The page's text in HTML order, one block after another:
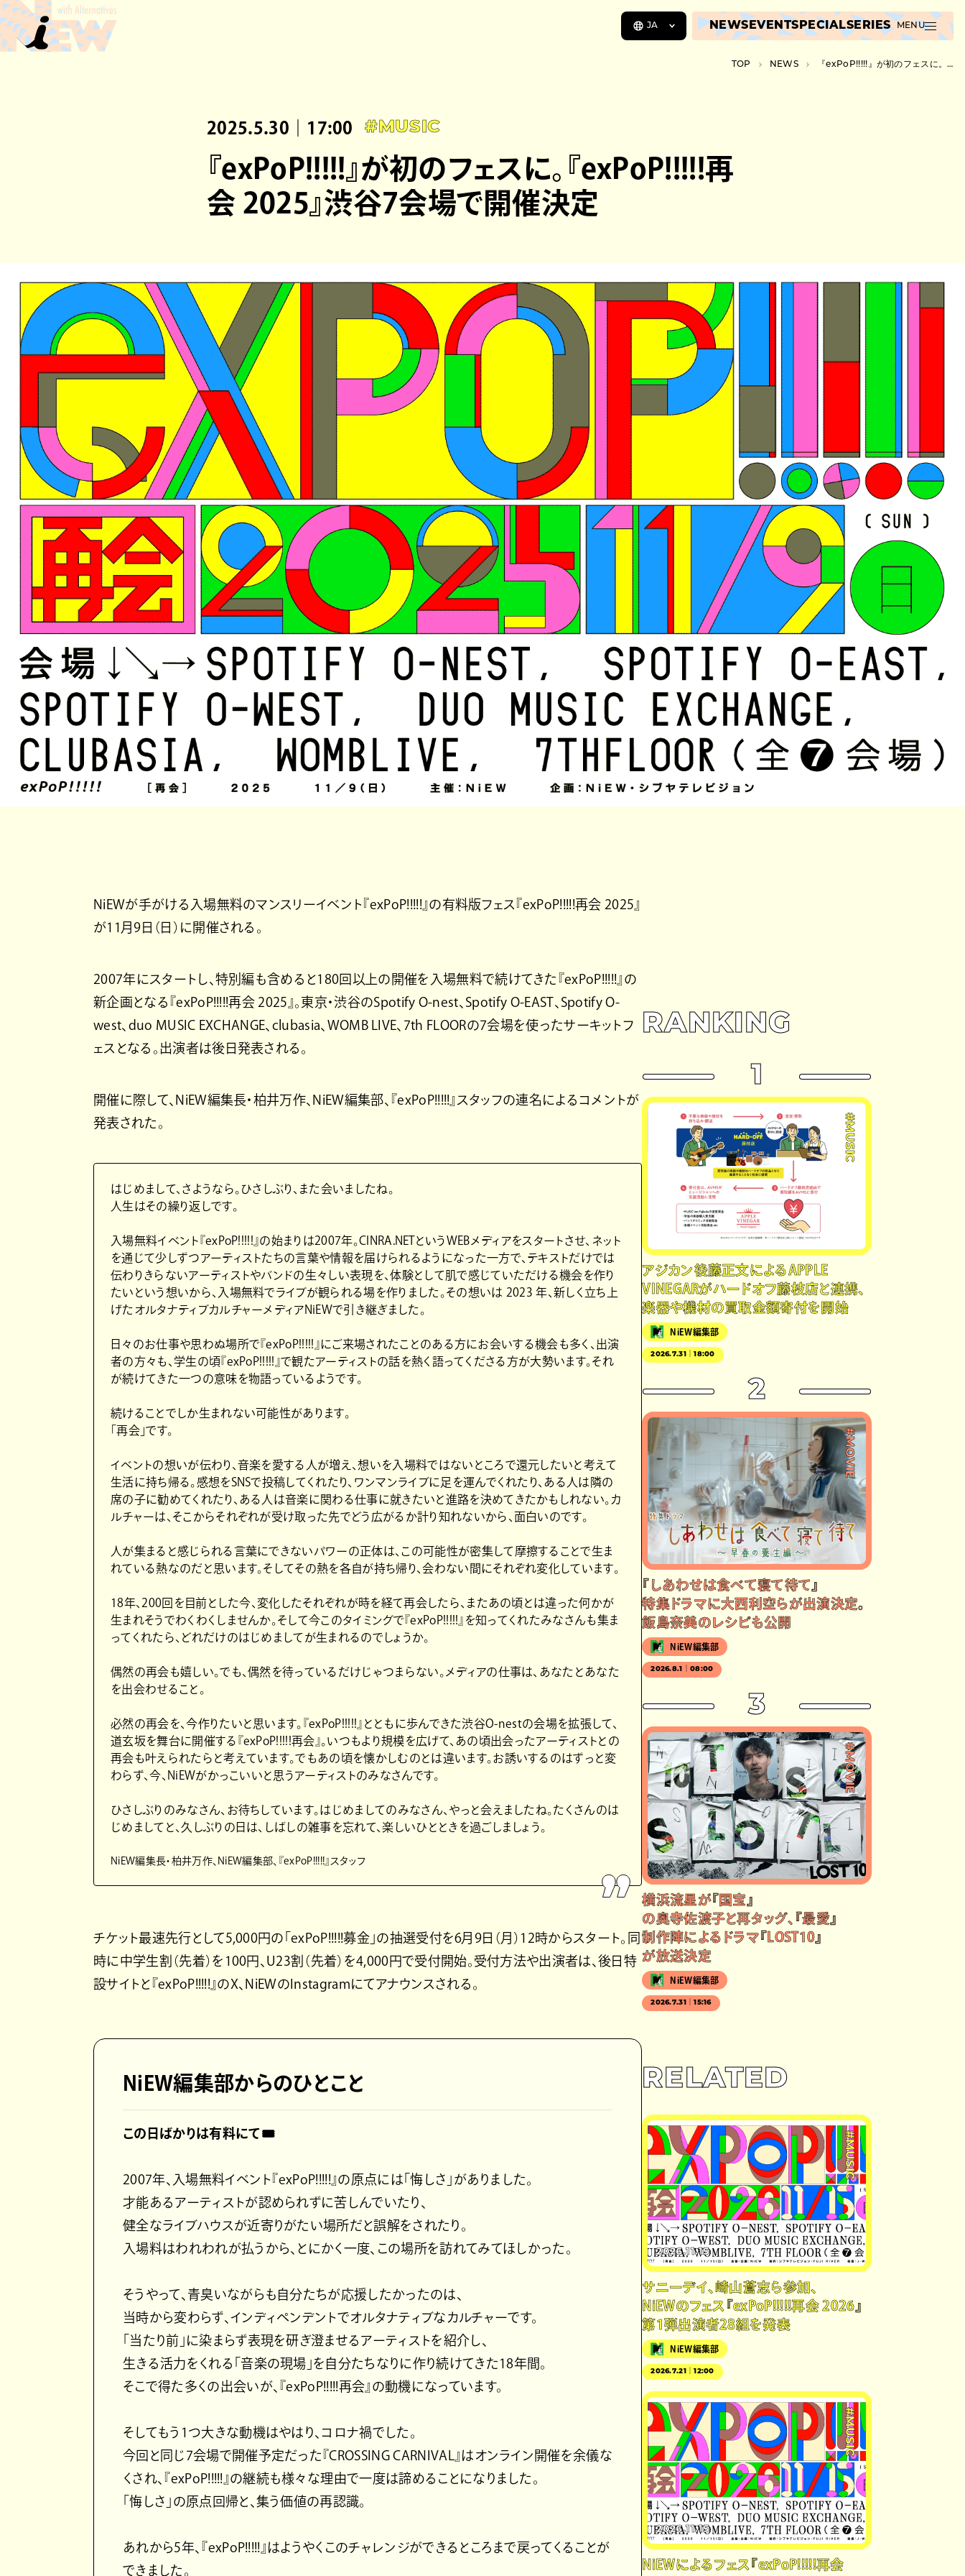
JA NEWS EVENTSPECIALSERIES MENU
TOP NEWS 『exPoP!!!!!』が初のフェスに。『exPoP!!!!!再会 2025』渋谷7会場で開催決定
2025.5.30｜17:00 #MUSIC
『exPoP!!!!!』が初のフェスに。『exPoP!!!!!再
会 2025』渋谷7会場で開催決定
NiEWが手がける入場無料のマンスリーイベント『exPoP!!!!!』の有料版フェス『exPoP!!!!!再会 2025』
が11月9日（日）に開催される。
2007年にスタートし、特別編も含めると180回以上の開催を入場無料で続けてきた『exPoP!!!!!』の
新企画となる『exPoP!!!!!再会 2025』。東京・渋谷のSpotify O-nest、Spotify O-EAST、Spotify O-
west、duo MUSIC EXCHANGE、clubasia、WOMB LIVE、7th FLOORの7会場を使ったサーキットフ
ェスとなる。出演者は後日発表される。
開催に際して、NiEW編集⻑・柏井万作、NiEW編集部、『exPoP!!!!!』スタッフの連名によるコメントが
発表された。
はじめまして、さようなら。ひさしぶり、また会いましたね。
人生はその繰り返しです。
入場無料イベント『exPoP!!!!!』の始まりは2007年。CINRA.NETというWEBメディアをスタートさせ、ネット
を通じて少しずつアーティストたちの言葉や情報を届けられるようになった一方で、テキストだけでは
伝わりきらないアーティストやバンドの生々しい表現を、体験として肌で感じていただける機会を作り
たいという想いから、入場無料でライブが観られる場を作りました。その想いは 2023 年、新しく立ち上
げたオルタナティブカルチャーメディアNiEWで引き継ぎました。
日々のお仕事や思わぬ場所で『exPoP!!!!!』にご来場されたことのある方にお会いする機会も多く、出演
者の方々も、学生の頃『exPoP!!!!!』で観たアーティストの話を熱く語ってくださる方が大勢います。それ
が続けてきた一つの意味を物語っているようです。
続けることでしか生まれない可能性があります。
「再会」です。
イベントの想いが伝わり、音楽を愛する人が増え、想いを入場料ではないところで還元したいと考えて
生活に持ち帰る。感想をSNSで投稿してくれたり、ワンマンライブに足を運んでくれたり、ある人は隣の
席の子に勧めてくれたり、ある人は音楽に関わる仕事に就きたいと進路を決めてきたかもしれない。カ
ルチャーは、そこからそれぞれが受け取った先でどう広がるか計り知れないから、面白いのです。
人が集まると感じられる言葉にできないパワーの正体は、この可能性が密集して摩擦することで生ま
れている熱なのだと思います。そしてその熱を各自が持ち帰り、会わない間にそれぞれ変化しています。
18年、200回を目前とした今、変化したそれぞれが時を経て再会したら、またあの頃とは違った何かが
生まれそうでわくわくしませんか。そして今このタイミングで『exPoP!!!!!』を知ってくれたみなさんも集ま
ってくれたら、どれだけのはじめましてが生まれるのでしょうか。
偶然の再会も嬉しい。でも、偶然を待っているだけじゃつまらない。メディアの仕事は、あなたとあなた
を出会わせること。
必然の再会を、今作りたいと思います。『exPoP!!!!!』とともに歩んできた渋谷O-nestの会場を拡張して、
道玄坂を舞台に開催する『exPoP!!!!!再会』。いつもより規模を広げて、あの頃出会ったアーティストとの
再会も叶えられたらと考えています。でもあの頃を懐かしむのとは違います。お誘いするのはずっと変
わらず、今、NiEWがかっこいいと思うアーティストのみなさんです。
ひさしぶりのみなさん、お待ちしています。はじめましてのみなさん、やっと会えましたね。たくさんのは
じめましてと、久しぶりの日は、しばしの雑事を忘れて、楽しいひとときを過ごしましょう。
NiEW編集⻑・柏井万作、NiEW編集部、『exPoP!!!!!』スタッフ
チケット最速先行として5,000円の「exPoP!!!!!募金」の抽選受付を6月9日（月）12時からスタート。同
時に中学生割（先着）を100円、U23割（先着）を4,000円で受付開始。受付方法や出演者は、後日特
設サイトと『exPoP!!!!!』のX、NiEWのInstagramにてアナウンスされる。
NiEW編集部からのひとこと
この日ばかりは有料にて🎟️
2007年、入場無料イベント『exPoP!!!!!』の原点には「悔しさ」がありました。
才能あるアーティストが認められずに苦しんでいたり、
健全なライブハウスが近寄りがたい場所だと誤解をされたり。
入場料はわれわれが払うから、とにかく一度、この場所を訪れてみてほしかった。
そうやって、青臭いながらも自分たちが応援したかったのは、
当時から変わらず、インディペンデントでオルタナティブなカルチャーです。
「当たり前」に染まらず表現を研ぎ澄ませるアーティストを紹介し、
生きる活力をくれる「音楽の現場」を自分たちなりに作り続けてきた18年間。
そこで得た多くの出会いが、『exPoP!!!!!再会』の動機になっています。
そしてもう1つ大きな動機はやはり、コロナ禍でした。
今回と同じ7会場で開催予定だった『CROSSING CARNIVAL』はオンライン開催を余儀な
くされ、『exPoP!!!!!』の継続も様々な理由で一度は諦めることになりました。
「悔しさ」の原点回帰と、集う価値の再認識。
あれから5年、『exPoP!!!!!』はようやくこのチャレンジができるところまで戻ってくることが
できました。
RANKING
1
#MUSIC
アジカン後藤正文によるAPPLE
VINEGARがハードオフ藤枝店と連携、
楽器や機材の買取金額寄付を開始
NiEW編集部
2026.7.31｜18:00
2
#MOVIE
『しあわせは食べて寝て待て』
特集ドラマに大西利空らが出演決定。
飯島奈美のレシピも公開
NiEW編集部
2026.8.1｜08:00
3
#MOVIE
横浜流星が『国宝』
の奥寺佐渡子と再タッグ、『最愛』
制作陣によるドラマ『LOST10』
が放送決定
NiEW編集部
2026.7.31｜15:16
RELATED
#MUSIC
2026.11.15
サニーデイ、崎山蒼志ら参加、
NiEWのフェス『exPoP!!!!!再会 2026』
第1弾出演者28組を発表
NiEW編集部
2026.7.21｜12:00
#MUSIC
2026.11.15
NiEWによるフェス『exPoP!!!!!再会